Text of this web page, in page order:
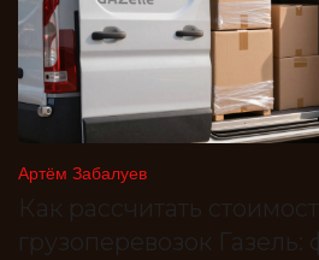
Артём Забалуев
Как рассчитать
грузоперевозок